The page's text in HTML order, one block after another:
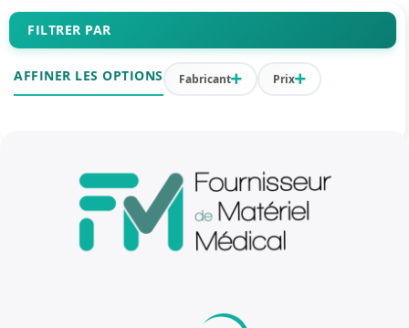
FILTRER PAR
AFFINER LES OPTIONS Fabricant Prix